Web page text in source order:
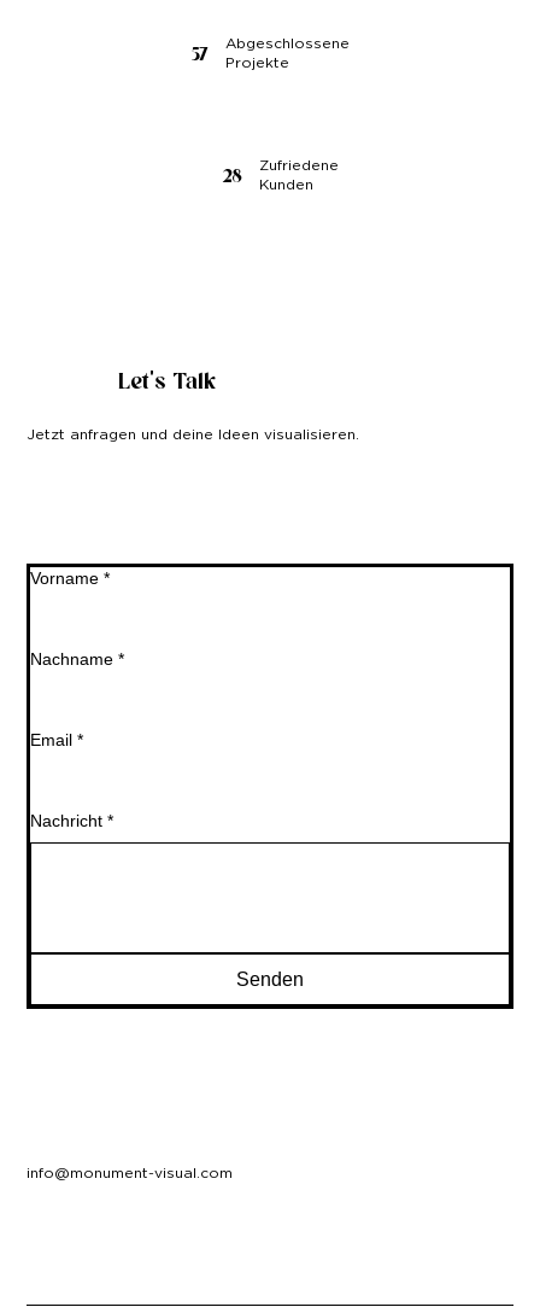
57
Abgeschlossene
Projekte
28
Zufriedene
Kunden
Let's Talk
Jetzt anfragen und deine Ideen visualisieren.
info@monument-visual.com
Vorname *
Nachname *
Email *
Nachricht *
Senden